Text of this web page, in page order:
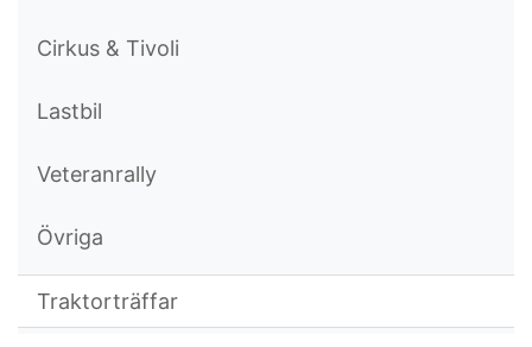
Cirkus & Tivoli
Lastbil
Veteranrally
Övriga
Traktorträffar